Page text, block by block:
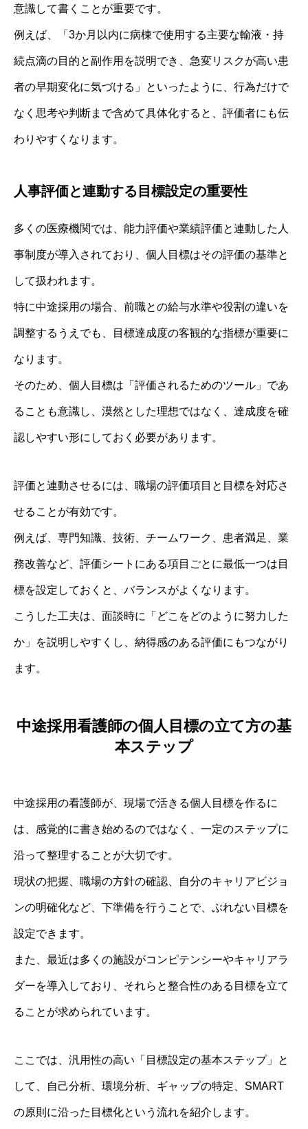
意識して書くことが重要です。
例えば、「3か月以内に病棟で使用する主要な輸液・持
続点滴の目的と副作用を説明でき、急変リスクが高い患
者の早期変化に気づける」といったように、行為だけで
なく思考や判断まで含めて具体化すると、評価者にも伝
わりやすくなります。
人事評価と連動する目標設定の重要性
多くの医療機関では、能力評価や業績評価と連動した人
事制度が導入されており、個人目標はその評価の基準と
して扱われます。
特に中途採用の場合、前職との給与水準や役割の違いを
調整するうえでも、目標達成度の客観的な指標が重要に
なります。
そのため、個人目標は「評価されるためのツール」であ
ることも意識し、漠然とした理想ではなく、達成度を確
認しやすい形にしておく必要があります。
評価と連動させるには、職場の評価項目と目標を対応さ
せることが有効です。
例えば、専門知識、技術、チームワーク、患者満足、業
務改善など、評価シートにある項目ごとに最低一つは目
標を設定しておくと、バランスがよくなります。
こうした工夫は、面談時に「どこをどのように努力した
か」を説明しやすくし、納得感のある評価にもつながり
ます。
中途採用看護師の個人目標の立て方の基
本ステップ
中途採用の看護師が、現場で活きる個人目標を作るに
は、感覚的に書き始めるのではなく、一定のステップに
沿って整理することが大切です。
現状の把握、職場の方針の確認、自分のキャリアビジョ
ンの明確化など、下準備を行うことで、ぶれない目標を
設定できます。
また、最近は多くの施設がコンピテンシーやキャリアラ
ダーを導入しており、それらと整合性のある目標を立て
ることが求められています。
ここでは、汎用性の高い「目標設定の基本ステップ」と
して、自己分析、環境分析、ギャップの特定、SMART
の原則に沿った目標化という流れを紹介します。